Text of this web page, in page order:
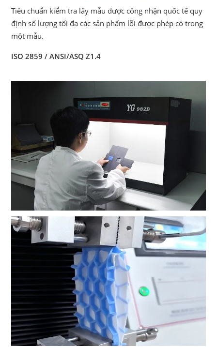
Tiêu chuẩn kiểm tra lấy mẫu được công nhận quốc tế quy
định số lượng tối đa các sản phẩm lỗi được phép có trong
một mẫu.
ISO 2859 / ANSI/ASQ Z1.4